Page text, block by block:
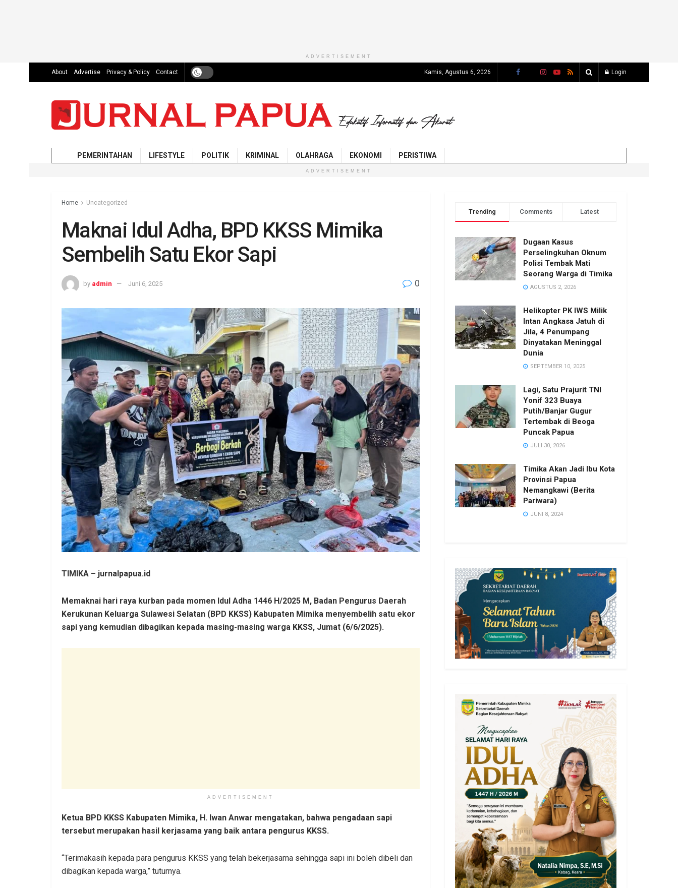
ADVERTISEMENT
About Advertise Privacy & Policy Contact Kamis, Agustus 6, 2026 Login
PEMERINTAHAN LIFESTYLE POLITIK KRIMINAL OLAHRAGA EKONOMI PERISTIWA
ADVERTISEMENT
Home Uncategorized
Maknai Idul Adha, BPD KKSS Mimika
Sembelih Satu Ekor Sapi
by admin Juni 6, 2025 0
TIMIKA – jurnalpapua.id
Memaknai hari raya kurban pada momen Idul Adha 1446 H/2025 M, Badan Pengurus Daerah
Kerukunan Keluarga Sulawesi Selatan (BPD KKSS) Kabupaten Mimika menyembelih satu ekor
sapi yang kemudian dibagikan kepada masing-masing warga KKSS, Jumat (6/6/2025).
ADVERTISEMENT
Ketua BPD KKSS Kabupaten Mimika, H. Iwan Anwar mengatakan, bahwa pengadaan sapi
tersebut merupakan hasil kerjasama yang baik antara pengurus KKSS.
“Terimakasih kepada para pengurus KKSS yang telah bekerjasama sehingga sapi ini boleh dibeli dan
dibagikan kepada warga,” tuturnya.
Trending Comments Latest
Dugaan Kasus
Perselingkuhan Oknum
Polisi Tembak Mati
Seorang Warga di Timika
AGUSTUS 2, 2026
Helikopter PK IWS Milik
Intan Angkasa Jatuh di
Jila, 4 Penumpang
Dinyatakan Meninggal
Dunia
SEPTEMBER 10, 2025
Lagi, Satu Prajurit TNI
Yonif 323 Buaya
Putih/Banjar Gugur
Tertembak di Beoga
Puncak Papua
JULI 30, 2026
Timika Akan Jadi Ibu Kota
Provinsi Papua
Nemangkawi (Berita
Pariwara)
JUNI 8, 2024